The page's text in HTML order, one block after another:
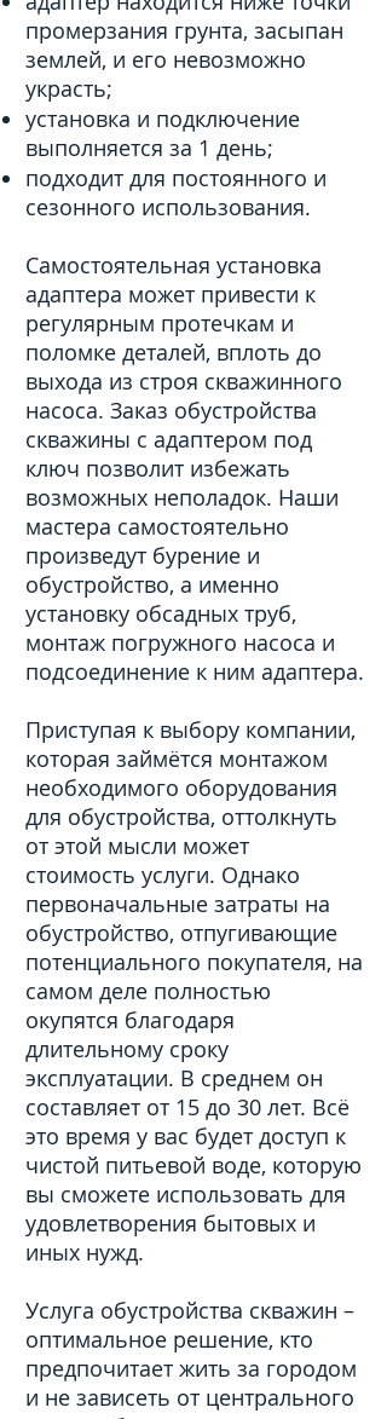
промерзания грунта, засыпан
землей, и его невозможно
украсть;
установка и подключение
выполняется за 1 день;
подходит для постоянного и
сезонного использования.
Самостоятельная установка
адаптера может привести к
регулярным протечкам и
поломке деталей, вплоть до
выхода из строя скважинного
насоса. Заказ обустройства
скважины с адаптером под
ключ позволит избежать
возможных неполадок. Наши
мастера самостоятельно
произведут бурение и
обустройство, а именно
установку обсадных труб,
монтаж погружного насоса и
подсоединение к ним адаптера.
Приступая к выбору компании,
которая займётся монтажом
необходимого оборудования
для обустройства, оттолкнуть
от этой мысли может
стоимость услуги. Однако
первоначальные затраты на
обустройство, отпугивающие
потенциального покупателя, на
самом деле полностью
окупятся благодаря
длительному сроку
эксплуатации. В среднем он
составляет от 15 до 30 лет. Всё
это время у вас будет доступ к
чистой питьевой воде, которую
вы сможете использовать для
удовлетворения бытовых и
иных нужд.
Услуга обустройства скважин –
оптимальное решение, кто
предпочитает жить за городом
и не зависеть от центрального